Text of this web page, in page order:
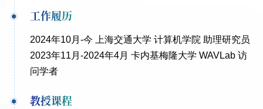
工作履历
2024年10月-今 上海交通大学 计算机学院 助理研究员
2023年11月-2024年4月 卡内基梅隆大学 WAVLab 访
问学者
教授课程